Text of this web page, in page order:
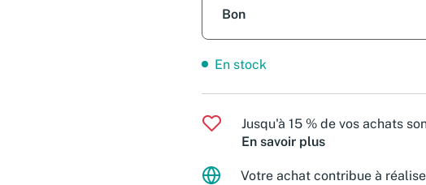
Bon
En stock
Jusqu'à 15 % de vos achats
En savoir plus
Votre achat contribue à